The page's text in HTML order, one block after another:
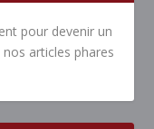
pour devenir un
articles phares